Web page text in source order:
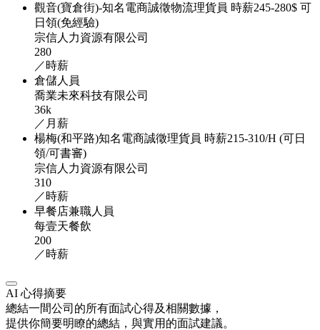
觀音(寶倉街)-知名電商誠徵物流理貨員 時薪245-280$ 可
日領(免經驗)
宗信人力資源有限公司
280
／時薪
倉儲人員
喬業未來科技有限公司
36k
／月薪
楊梅(和平路)知名電商誠徵理貨員 時薪215-310/H (可日
領/可書審)
宗信人力資源有限公司
310
／時薪
早餐店兼職人員
每壹天餐飲
200
／時薪
AI 心得摘要
總結一間公司的所有面試心得及相關數據，
提供你簡要明瞭的總結，與實用的面試建議。